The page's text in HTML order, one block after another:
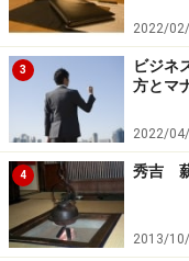
2022/
3
ビジネ
方とマ
2022/
4 秀吉
2013/